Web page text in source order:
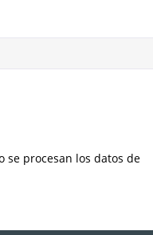
se procesan los datos de